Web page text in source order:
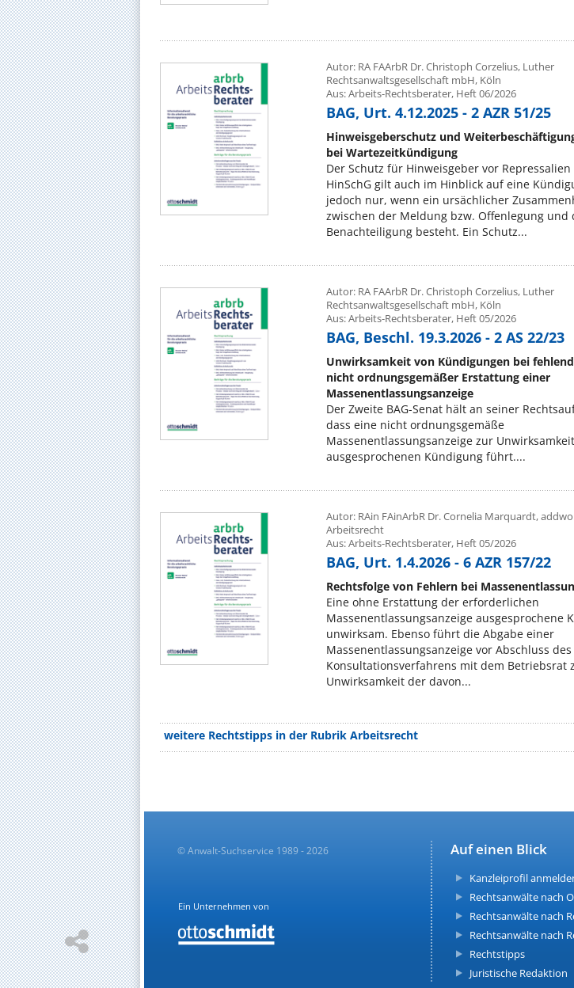
Autor: RA FAArbR Dr. Christoph Corzelius, Luther
Rechtsanwaltsgesellschaft mbH, Köln
Aus: Arbeits-Rechtsberater, Heft 06/2026
BAG, Urt. 4.12.2025 - 2 AZR 51/25
Hinweisgeberschutz und
bei Wartezeitkündigung
Der Schutz für Hinweisgeber vor Repressalien
HinSchG gilt auch im Hinblick auf eine
jedoch nur, wenn ein ursächlicher
zwischen der Meldung bzw. Offenlegung und
Benachteiligung besteht. Ein Schutz...
Autor: RA FAArbR Dr. Christoph Corzelius, Luther
Rechtsanwaltsgesellschaft mbH, Köln
Aus: Arbeits-Rechtsberater, Heft 05/2026
BAG, Beschl. 19.3.2026 - 2 AS 22/23
Unwirksamkeit von Kündigungen bei
nicht ordnungsgemäßer Erstattung einer
Massenentlassungsanzeige
Der Zweite BAG-Senat hält an seiner
dass eine nicht ordnungsgemäße
Massenentlassungsanzeige zur
ausgesprochenen Kündigung führt....
Autor: RAin FAinArbR Dr. Cornelia Marquardt,
Arbeitsrecht
Aus: Arbeits-Rechtsberater, Heft 05/2026
BAG, Urt. 1.4.2026 - 6 AZR 157/22
Rechtsfolge von Fehlern bei
Eine ohne Erstattung der erforderlichen
Massenentlassungsanzeige ausgesprochene
unwirksam. Ebenso führt die Abgabe einer
Massenentlassungsanzeige vor Abschluss des
Konsultationsverfahrens mit dem Betriebsrat
Unwirksamkeit der davon...
weitere Rechtstipps in der Rubrik Arbeitsrecht
Auf einen Blick
Kanzleiprofil
Rechtsanwälte nach
Rechtsanwälte nach
Rechtsanwälte nach
Rechtstipps
Juristische Redaktion
© Anwalt-Suchservice 1989 - 2026
Ein Unternehmen von